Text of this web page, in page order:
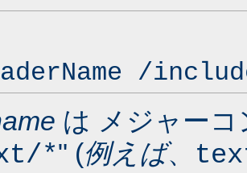
/
は メジャー
*" (例えば、